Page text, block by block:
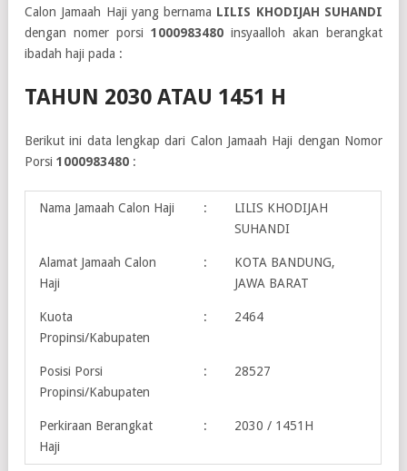
Calon Jamaah Haji yang bernama LILIS KHODIJAH SUHANDI
dengan nomer porsi 1000983480insyaalloh akan berangkat
ibadah haji pada :
TAHUN 2030 ATAU 1451 H
Berikut ini data lengkap dari Calon Jamaah Haji dengan Nomor
Porsi 1000983480 :
Nama Jamaah Calon Haji :
LILIS KHODIJAH
SUHANDI
Alamat Jamaah Calon
Haji
:
KOTA BANDUNG,
JAWA BARAT
Kuota
Propinsi/Kabupaten
: 2464
Posisi Porsi
Propinsi/Kabupaten
: 28527
Perkiraan Berangkat
Haji
: 2030 / 1451H